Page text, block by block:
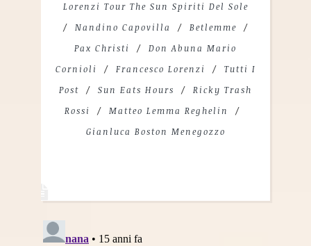
Lorenzi Tour The Sun Spiriti Del Sole
Nandino Capovilla
Betlemme
Pax Christi
Don Abuna Mario
Cornioli
Francesco Lorenzi
Tutti I
Post
Sun Eats Hours
Ricky Trash
Rossi
Matteo Lemma Reghelin
Gianluca Boston Menegozzo